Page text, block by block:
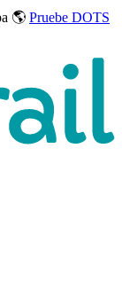
🌎 Pruebe DOTS